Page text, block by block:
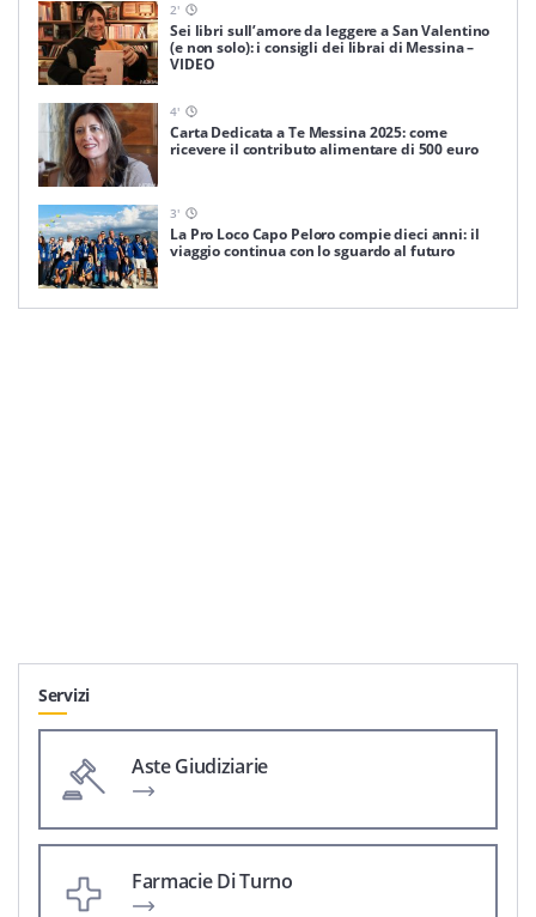
2'
Sei libri sull’amore da leggere a San Valentino
(e non solo): i consigli dei librai di Messina –
VIDEO
4'
Carta Dedicata a Te Messina 2025: come
ricevere il contributo alimentare di 500 euro
3'
La Pro Loco Capo Peloro compie dieci anni: il
viaggio continua con lo sguardo al futuro
Servizi
Aste Giudiziarie
Farmacie Di Turno